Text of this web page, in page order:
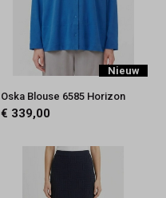
Nieuw
Oska Blouse 6585 Horizon
€ 339,00